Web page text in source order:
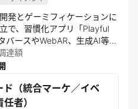
発とゲーミフィケーションに
で、習慣化アプリ「Playful
ースやWebAR、生成AI等の
開発およびコンサルティン
ミッションに掲げ、技術で
達額
（統合マーケ／イベ
者）